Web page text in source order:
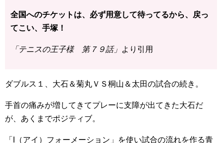
全国へのチケットは、必ず用意して待ってるから、戻っ
てこい、手塚！
「テニスの王子様 第７９話」 より引用
ダブルス１、大石＆菊丸ＶＳ桐山＆太田の試合の続き。
手首の痛みが増してきてプレーに支障が出てきた大石だ
が、あくまでポジティブ。
「I（アイ）フォーメーション」を使い試合の流れを作る青